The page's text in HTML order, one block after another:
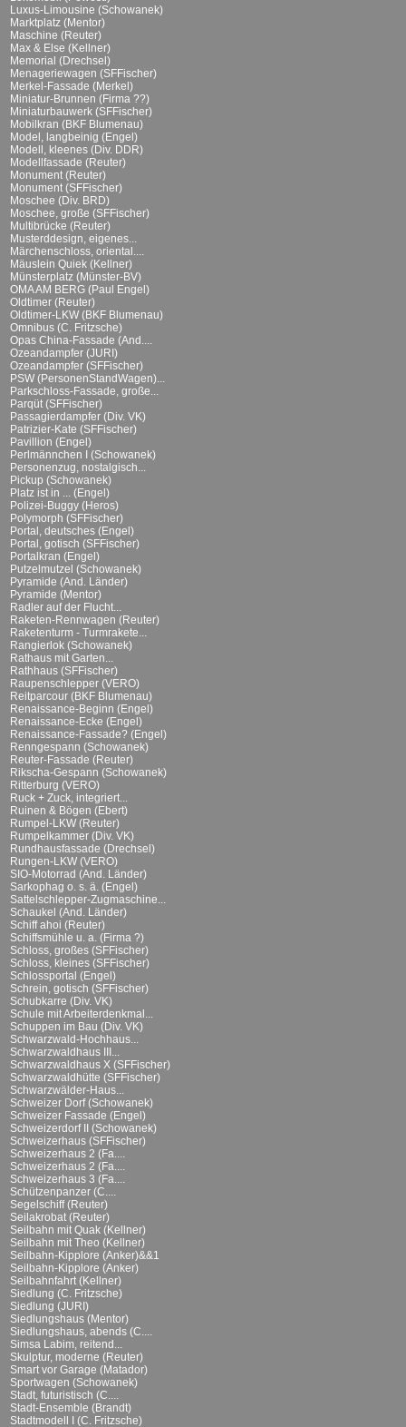
Luxus-Limousine (Schowanek)
Marktplatz (Mentor)
Maschine (Reuter)
Max & Else (Kellner)
Memorial (Drechsel)
Menageriewagen (SFFischer)
Merkel-Fassade (Merkel)
Miniatur-Brunnen (Firma ??)
Miniaturbauwerk (SFFischer)
Mobilkran (BKF Blumenau)
Model, langbeinig (Engel)
Modell, kleenes (Div. DDR)
Modellfassade (Reuter)
Monument (Reuter)
Monument (SFFischer)
Moschee (Div. BRD)
Moschee, große (SFFischer)
Multibrücke (Reuter)
Musterddesign, eigenes...
Märchenschloss, oriental....
Mäuslein Quiek (Kellner)
Münsterplatz (Münster-BV)
OMA AM BERG (Paul Engel)
Oldtimer (Reuter)
Oldtimer-LKW (BKF Blumenau)
Omnibus (C. Fritzsche)
Opas China-Fassade (And....
Ozeandampfer (JURI)
Ozeandampfer (SFFischer)
PSW (PersonenStandWagen)...
Parkschloss-Fassade, große...
Parqüt (SFFischer)
Passagierdampfer (Div. VK)
Patrizier-Kate (SFFischer)
Pavillion (Engel)
Perlmännchen I (Schowanek)
Personenzug, nostalgisch...
Pickup (Schowanek)
Platz ist in ... (Engel)
Polizei-Buggy (Heros)
Polymorph (SFFischer)
Portal, deutsches (Engel)
Portal, gotisch (SFFischer)
Portalkran (Engel)
Putzelmutzel (Schowanek)
Pyramide (And. Länder)
Pyramide (Mentor)
Radler auf der Flucht...
Raketen-Rennwagen (Reuter)
Raketenturm - Turmrakete...
Rangierlok (Schowanek)
Rathaus mit Garten...
Rathhaus (SFFischer)
Raupenschlepper (VERO)
Reitparcour (BKF Blumenau)
Renaissance-Beginn (Engel)
Renaissance-Ecke (Engel)
Renaissance-Fassade? (Engel)
Renngespann (Schowanek)
Reuter-Fassade (Reuter)
Rikscha-Gespann (Schowanek)
Ritterburg (VERO)
Ruck + Zuck, integriert...
Ruinen & Bögen (Ebert)
Rumpel-LKW (Reuter)
Rumpelkammer (Div. VK)
Rundhausfassade (Drechsel)
Rungen-LKW (VERO)
SIO-Motorrad (And. Länder)
Sarkophag o. s. ä. (Engel)
Sattelschlepper-Zugmaschine...
Schaukel (And. Länder)
Schiff ahoi (Reuter)
Schiffsmühle u. a. (Firma ?)
Schloss, großes (SFFischer)
Schloss, kleines (SFFischer)
Schlossportal (Engel)
Schrein, gotisch (SFFischer)
Schubkarre (Div. VK)
Schule mit Arbeiterdenkmal...
Schuppen im Bau (Div. VK)
Schwarzwald-Hochhaus...
Schwarzwaldhaus III...
Schwarzwaldhaus X (SFFischer)
Schwarzwaldhütte (SFFischer)
Schwarzwälder-Haus...
Schweizer Dorf (Schowanek)
Schweizer Fassade (Engel)
Schweizerdorf II (Schowanek)
Schweizerhaus (SFFischer)
Schweizerhaus 2 (Fa....
Schweizerhaus 2 (Fa....
Schweizerhaus 3 (Fa....
Schützenpanzer (C....
Segelschiff (Reuter)
Seilakrobat (Reuter)
Seilbahn mit Quak (Kellner)
Seilbahn mit Theo (Kellner)
Seilbahn-Kipplore (Anker)&&1
Seilbahn-Kipplore (Anker)
Seilbahnfahrt (Kellner)
Siedlung (C. Fritzsche)
Siedlung (JURI)
Siedlungshaus (Mentor)
Siedlungshaus, abends (C....
Simsa Labim, reitend...
Skulptur, moderne (Reuter)
Smart vor Garage (Matador)
Sportwagen (Schowanek)
Stadt, futuristisch (C....
Stadt-Ensemble (Brandt)
Stadtmodell I (C. Fritzsche)